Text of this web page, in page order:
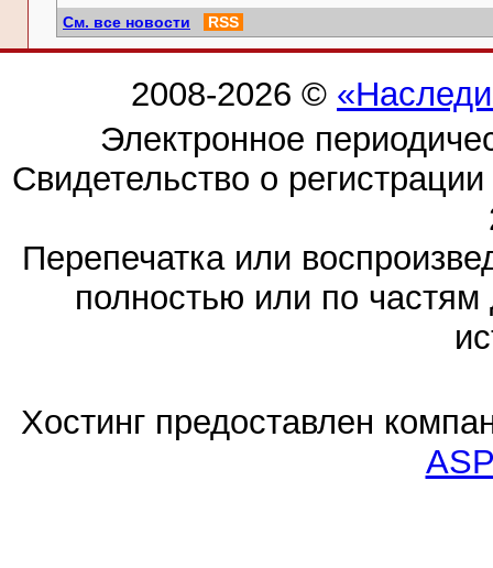
См. все новости RSS
2008-2026 ©
Электронное
Свидетельство о
Перепечатка или
полностью или по частям
Хостинг предоставлен